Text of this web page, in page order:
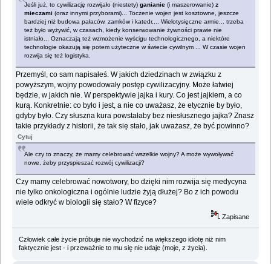
Jeśli już, to cywilizację rozwijało (niestety)ganianie (i maszerowanie)z
mieczami(oraz innymi przyborami)... Toczenie wojen jest kosztowne, jeszcze
bardziej niż budowa pałaców, zamków i katedr,... Wielotysięczne armie... trzeba
też było wyżywić, w czasach, kiedy konserwowanie żywności prawie nie
istniało... Oznaczają też wzmożenie wyścigu technologicznego, a niektóre
technologie okazują się potem użyteczne w świecie cywilnym ... W czasie wojen
rozwija się też logistyka.
Przemyśl, co sam napisałeś. W jakich dziedzinach w związku z
powyższym, wojny powodowały postęp cywilizacyjny. Może łatwiej
będzie, w jakich nie. W perspektywie jajka i kury. Co jest jajkiem, a co
kurą. Konkretnie: co było i jest, a nie co uważasz, że etycznie by było,
gdyby było. Czy słuszna kura powstałaby bez niesłusznego jajka? Znasz
takie przykłady z historii, że tak się stało, jak uważasz, że być powinno?
Cytuj
Ale czy to znaczy, że mamy celebrować wszelkie wojny? A może wywoływać
nowe, żeby przyspieszać rozwój cywilizacji?
Czy mamy celebrować nowotwory, bo dzięki nim rozwija się medycyna
nie tylko onkologiczna i ogólnie ludzie żyją dłużej? Bo z ich powodu
wiele odkryć w biologii się stało? W fizyce?
Zapisane
Człowiek całe życie próbuje nie wychodzić na większego idiotę niż nim
faktycznie jest - i przeważnie to mu się nie udaje (moje, z życia).